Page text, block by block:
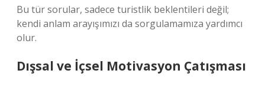
Bu tür sorular, sadece turistlik beklentileri değil;
kendi anlam arayışımızı da sorgulamamıza yardımcı
olur.
Dışsal ve İçsel Motivasyon Çatışması